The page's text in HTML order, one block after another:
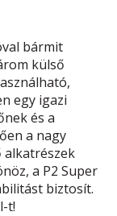
bármit
külső
egy igazi
és a
a nagy
alkatrészek
a P2 Super
biztosít.
t!